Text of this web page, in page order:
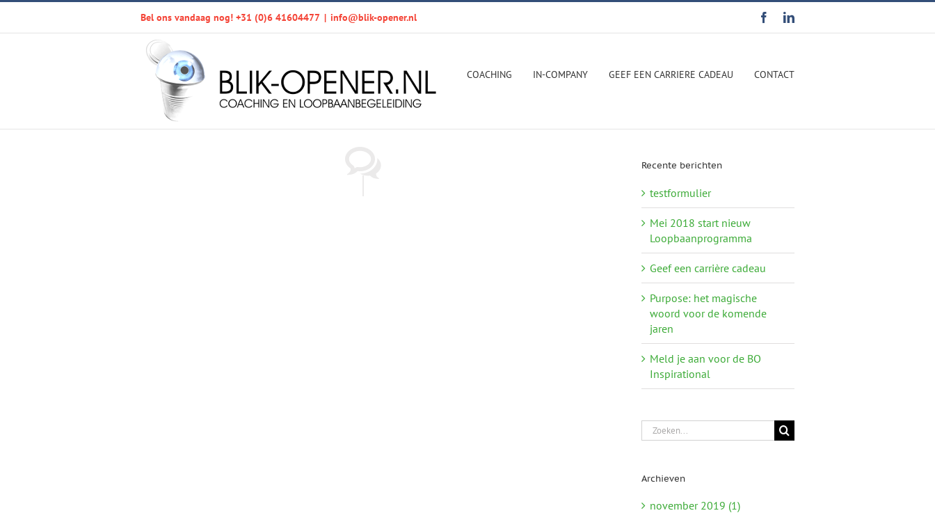
inhoud
Bel ons vandaag nog! +31 (0)6 41604477 | info@blik-opener.nl FacebookLinkedIn
COACHING IN-COMPANY GEEF EEN CARRIERE CADEAU CONTACT
Recente berichten
testformulier
Mei 2018 start nieuw
Loopbaanprogramma
Geef een carrière cadeau
Purpose: het magische
woord voor de komende
jaren
Meld je aan voor de BO
Inspirational
Zoeken
naar:
Archieven
november 2019 (1)